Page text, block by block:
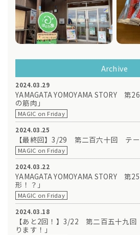
Archive
2024.03.29
YAMAGATA YOMOYAMA STORY 第
の筋肉」
MAGIC on Friday
2024.03.25
【最終回】3/29 第二百六十回 テー
MAGIC on Friday
2024.03.22
YAMAGATA YOMOYAMA STORY 第
形！？」
MAGIC on Friday
2024.03.18
【あと2回！】3/22 第二百五十九
ります！」